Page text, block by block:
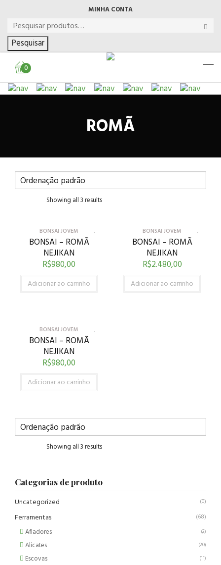
MINHA CONTA
Pesquisar
0
ROMÃ
Showing all 3 results
BONSAI JOVEM
BONSAI – ROMÃ
NEJIKAN
R$980,00
Adicionar ao carrinho
BONSAI JOVEM
BONSAI – ROMÃ
NEJIKAN
R$2.480,00
Adicionar ao carrinho
BONSAI JOVEM
BONSAI – ROMÃ
NEJIKAN
R$980,00
Adicionar ao carrinho
Showing all 3 results
Categorias de produto
Uncategorized (0)
Ferramentas (68)
Afiadores (2)
Alicates (20)
Escovas (11)